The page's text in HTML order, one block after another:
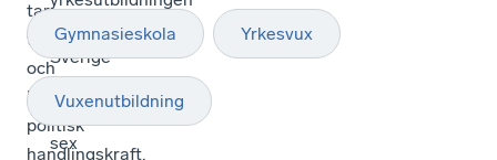
tar
tid
och
kräver
politisk
handlingskraft.
Sverige
av
sex
Gymnasieskola Yrkesvux
Vuxenutbildning